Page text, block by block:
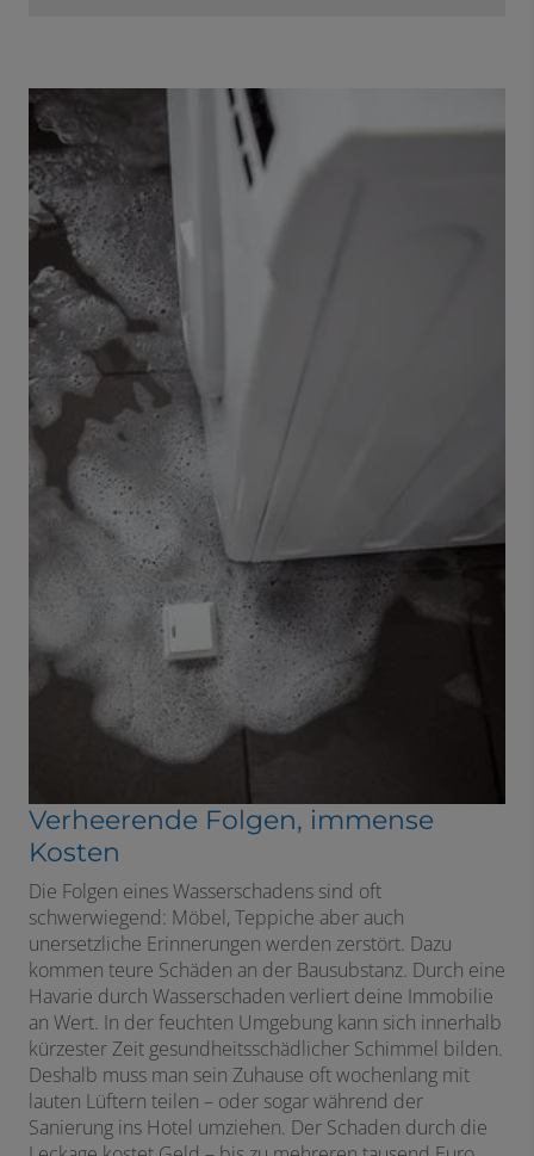
Verheerende Folgen, immense
Kosten
Die Folgen eines Wasserschadens sind oft
schwerwiegend: Möbel, Teppiche aber auch
unersetzliche Erinnerungen werden zerstört. Dazu
kommen teure Schäden an der Bausubstanz. Durch eine
Havarie durch Wasserschaden verliert deine Immobilie
an Wert. In der feuchten Umgebung kann sich innerhalb
kürzester Zeit gesundheitsschädlicher Schimmel bilden.
Deshalb muss man sein Zuhause oft wochenlang mit
lauten Lüftern teilen – oder sogar während der
Sanierung ins Hotel umziehen. Der Schaden durch die